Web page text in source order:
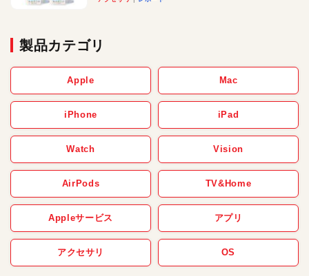
製品カテゴリ
Apple Mac
iPhone iPad
Watch Vision
AirPods TV&Home
Appleサービス アプリ
アクセサリ OS